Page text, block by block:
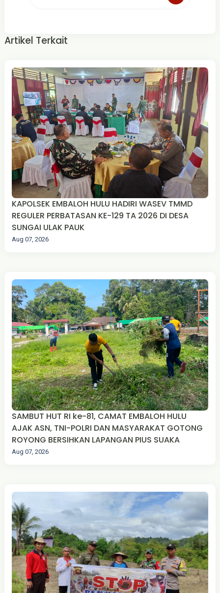
Artikel Terkait
KAPOLSEK EMBALOH HULU HADIRI WASEV TMMD
REGULER PERBATASAN KE-129 TA 2026 DI DESA
SUNGAI ULAK PAUK
Aug 07, 2026
SAMBUT HUT RI ke-81, CAMAT EMBALOH HULU
AJAK ASN, TNI-POLRI DAN MASYARAKAT GOTONG
ROYONG BERSIHKAN LAPANGAN PIUS SUAKA
Aug 07, 2026